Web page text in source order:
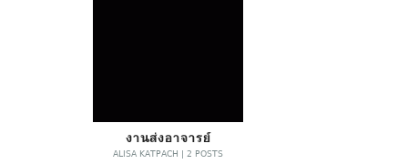
งานส่งอาจารย์
ALISA KATPACH | 2 POSTS